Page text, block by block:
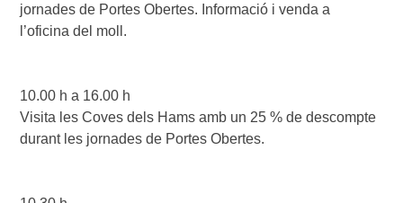
jornades de Portes Obertes. Informació i venda a
l’oficina del moll.
10.00 h a 16.00 h
Visita les Coves dels Hams amb un 25 % de descompte
durant les jornades de Portes Obertes.